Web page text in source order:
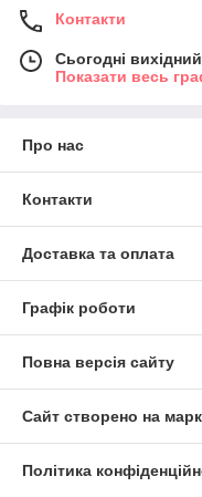
Контакти
Сьогодні вихідний
Показати весь
Про нас
Контакти
Доставка та оплата
Графік роботи
Повна версія сайту
Сайт створено на
Політика